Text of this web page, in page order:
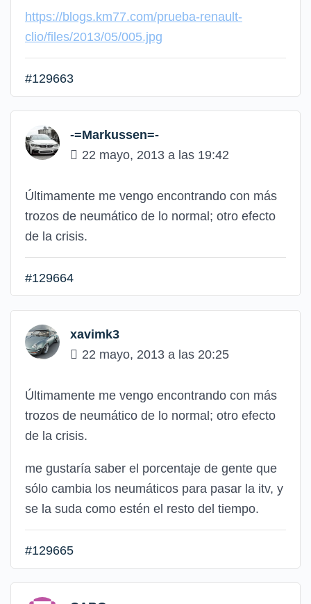
https://blogs.km77.com/prueba-renault-
clio/files/2013/05/005.jpg
#129663
-=Markussen=-
22 mayo, 2013 a las 19:42
Últimamente me vengo encontrando con más
trozos de neumático de lo normal; otro efecto
de la crisis.
#129664
xavimk3
22 mayo, 2013 a las 20:25
Últimamente me vengo encontrando con más
trozos de neumático de lo normal; otro efecto
de la crisis.
me gustaría saber el porcentaje de gente que
sólo cambia los neumáticos para pasar la itv, y
se la suda como estén el resto del tiempo.
#129665